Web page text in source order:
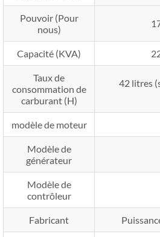
Pouvoir (Pour
nous)
Capacité (KVA)
Taux de
consommation de
carburant (H)
42 litres
modèle de moteur
Modèle de
générateur
Modèle de
contrôleur
Fabricant